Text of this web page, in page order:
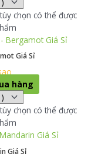
chọn có thể được
Giá Sỉ
hàng
chọn có thể được
Giá Sỉ